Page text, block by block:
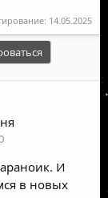
14.05.2025
И
в новых